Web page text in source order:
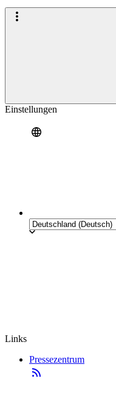
Einstellungen
Links
Pressezentrum